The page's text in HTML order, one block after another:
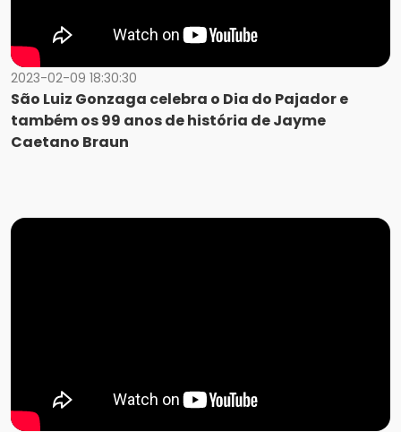
2023-02-09 18:30:30
São Luiz Gonzaga celebra o Dia do Pajador e
também os 99 anos de história de Jayme
Caetano Braun